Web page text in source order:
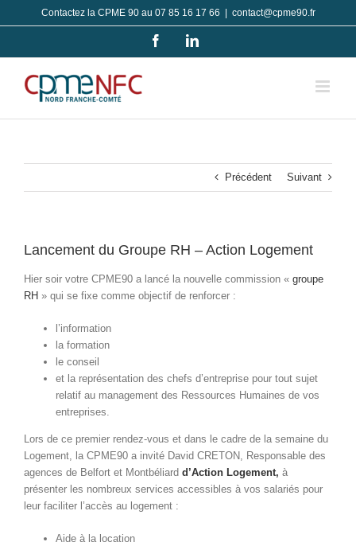
au
Contactez la CPME 90 au 07 85 16 17 66 contact@cpme90.fr
FacebookLinkedIn
Précédent Suivant
Lancement du Groupe RH – Action Logement
Hier soir votre CPME90 a lancé la nouvelle commission « groupe
RH » qui se fixe comme objectif de renforcer :
l’information
la formation
le conseil
et la représentation des chefs d’entreprise pour tout sujet
relatif au management des Ressources Humaines de vos
entreprises.
Lors de ce premier rendez-vous et dans le cadre de la semaine du
Logement, la CPME90 a invité David CRETON, Responsable des
agences de Belfort et Montbéliard d’Action Logement, à
présenter les nombreux services accessibles à vos salariés pour
leur faciliter l’accès au logement :
Aide à la location